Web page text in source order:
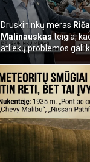
Druskininkų meras
Malinauskasteigia,
atliekų problemos gali